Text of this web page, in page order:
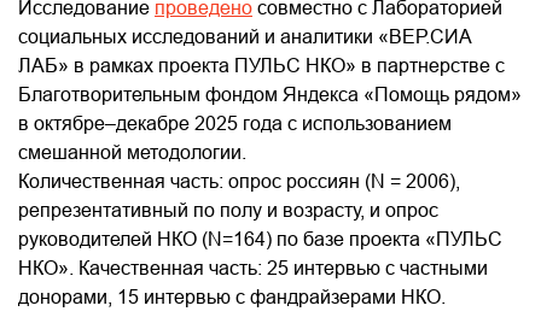
Исследование проведено совместно с Лабораторией
социальных исследований и аналитики «ВЕР.СИА
ЛАБ» в рамках проекта ПУЛЬС НКО» в партнерстве с
Благотворительным фондом Яндекса «Помощь рядом»
в октябре–декабре 2025 года с использованием
смешанной методологии.
Количественная часть: опрос россиян (N = 2006),
репрезентативный по полу и возрасту, и опрос
руководителей НКО (N=164) по базе проекта «ПУЛЬС
НКО». Качественная часть: 25 интервью с частными
донорами, 15 интервью с фандрайзерами НКО.